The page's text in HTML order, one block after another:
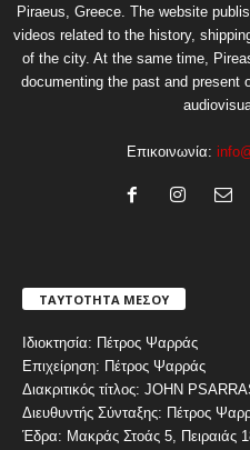
Piraeus, Greece. The website
videos related to the history,
of the city. At the same time,
documenting the past and present
Επικοινωνία:
ΤΑΥΤΟΤΗΤΑ ΜΕΣΟΥ
Ιδιοκτησία: Πέτρος Ψαρράς
Επιχείρηση: Πέτρος Ψαρράς
Διακριτικός τίτλος: JOHN
Διευθυντής Σύνταξης: Πέτρος
Έδρα: Μακράς Στοάς 5, Πειραιάς